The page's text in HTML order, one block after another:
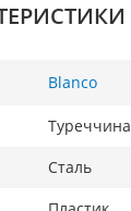
Blanco
Туреччина
Сталь